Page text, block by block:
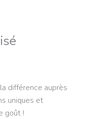
différence auprès
uniques et
goût !